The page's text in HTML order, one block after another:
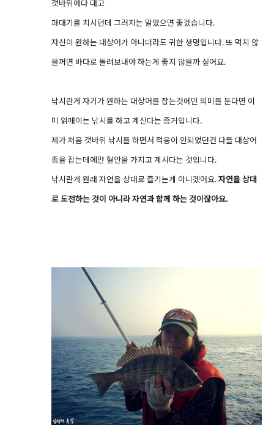
갯바위에다 대고
패대기를 치시던데 그러지는 말았으면 좋겠습니다.
자신이 원하는 대상어가 아니더라도 귀한 생명입니다. 또 먹지 않
을꺼면 바다로 돌려보내야 하는게 좋지 않을까 싶어요.
낚시란게 자기가 원하는 대상어를 잡는것에만 의미를 둔다면 이
미 얽매이는 낚시를 하고 계신다는 증거입니다.
제가 처음 갯바위 낚시를 하면서 적응이 안되었던건 다들 대상어
종을 잡는데에만 혈안을 가지고 계시다는 것입니다.
낚시란게 원래 자연을 상대로 즐기는게 아니겠어요.자연을 상대
로 도전하는 것이 아니라 자연과 함께 하는 것이잖아요.